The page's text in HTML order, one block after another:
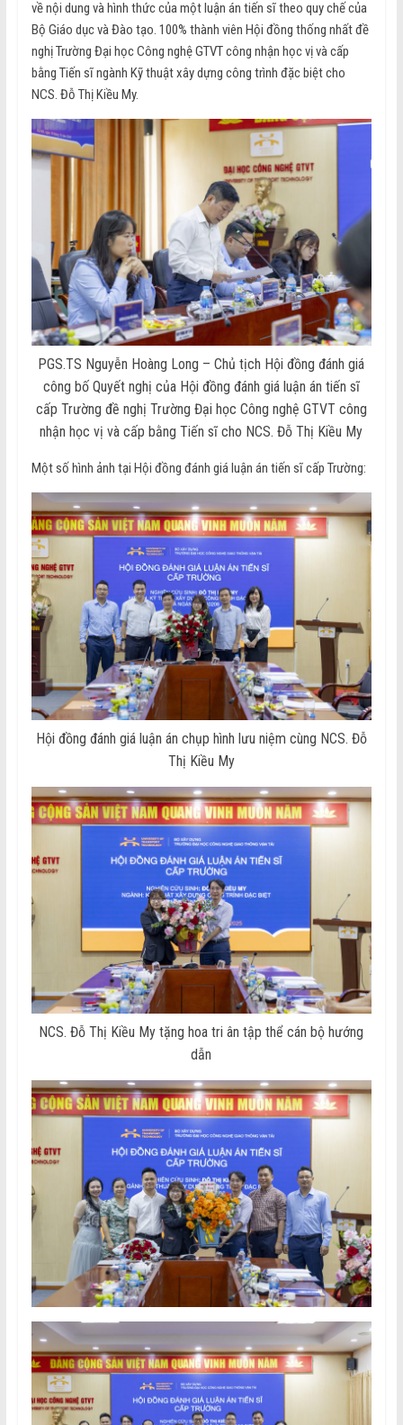
về nội dung và hình thức của một luận án tiến sĩ theo quy chế của
Bộ Giáo dục và Đào tạo. 100% thành viên Hội đồng thống nhất đề
nghị Trường Đại học Công nghệ GTVT công nhận học vị và cấp
bằng Tiến sĩ ngành Kỹ thuật xây dựng công trình đặc biệt cho
NCS. Đỗ Thị Kiều My.
PGS.TS Nguyễn Hoàng Long – Chủ tịch Hội đồng đánh giá
công bố Quyết nghị của Hội đồng đánh giá luận án tiến sĩ
cấp Trường đề nghị Trường Đại học Công nghệ GTVT công
nhận học vị và cấp bằng Tiến sĩ cho NCS. Đỗ Thị Kiều My
Một số hình ảnh tại Hội đồng đánh giá luận án tiến sĩ cấp Trường:
Hội đồng đánh giá luận án chụp hình lưu niệm cùng NCS. Đỗ
Thị Kiều My
NCS. Đỗ Thị Kiều My tặng hoa tri ân tập thể cán bộ hướng
dẫn